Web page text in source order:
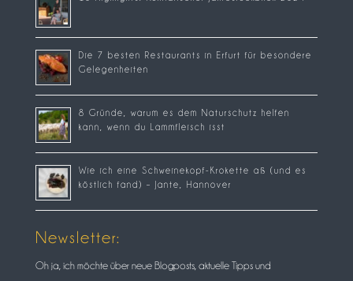
Die 7 besten Restaurants in Erfurt für besondere
Gelegenheiten
8 Gründe, warum es dem Naturschutz helfen
kann, wenn du Lammfleisch isst
Wie ich eine Schweinekopf-Krokette aß (und es
köstlich fand) – Jante, Hannover
Newsletter:
Oh ja, ich möchte über neue Blogposts, aktuelle Tipps und